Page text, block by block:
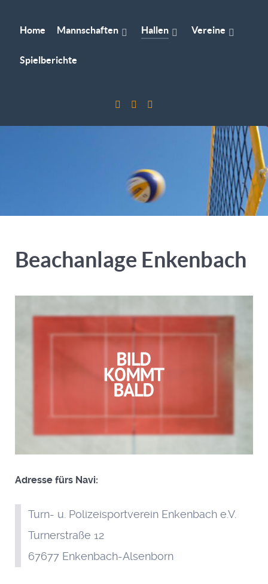
Home Mannschaften Hallen Vereine
Spielberichte
Beachanlage Enkenbach
Adresse fürs Navi:
Turn- u. Polizeisportverein Enkenbach e.V.
Turnerstraße 12
67677 Enkenbach-Alsenborn